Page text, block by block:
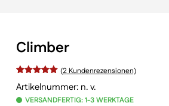
Climber
Bewertet
mitvon 5,
(2Kundenrezensionen)
Artikelnummer: n. v.
VERSANDFERTIG: 1-3 WERKTAGE